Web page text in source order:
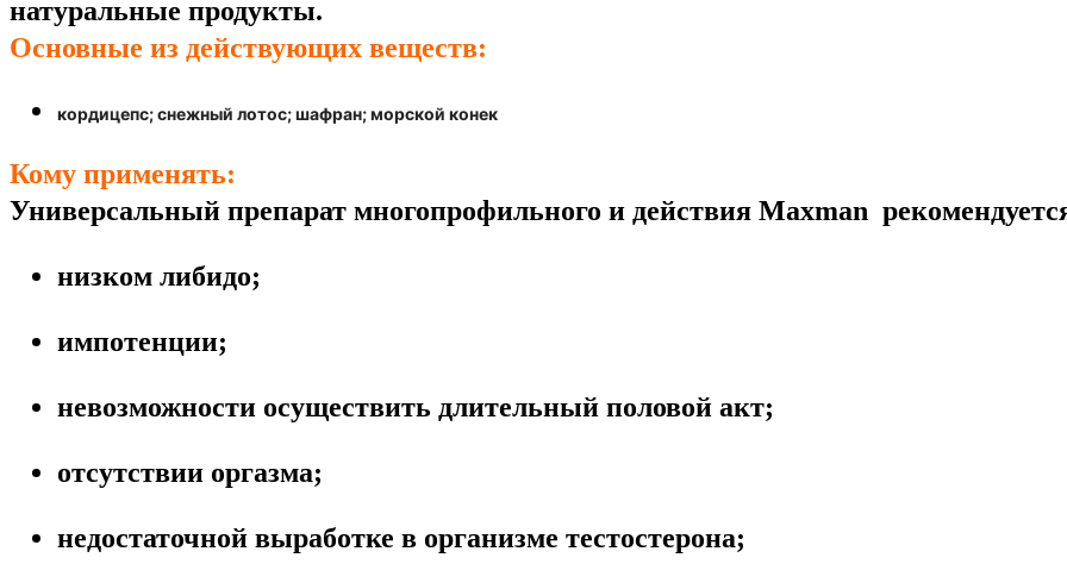
натуральные продукты.
Основные из действующих веществ:
кордицепс; снежный лотос; шафран; морской конек
Кому применять:
Универсальный препарат многопрофильного и действия Maxman
низком либидо;
импотенции;
невозможности осуществить длительный половой акт;
отсутствии оргазма;
недостаточной выработке в организме тестостерона;